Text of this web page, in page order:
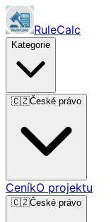
RuleCalc
Kategorie
🇨🇿České právo
CeníkO projektu
🇨🇿České právo